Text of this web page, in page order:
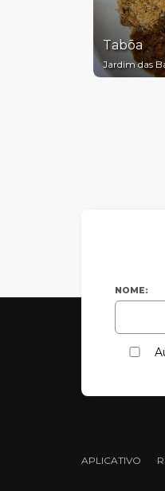
Tabōa
Jardim das
NOME:
APLICATIVO